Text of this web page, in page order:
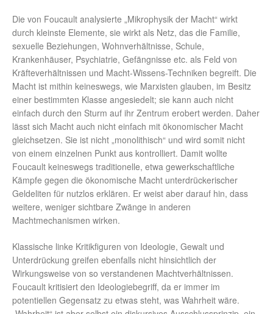
Die von Foucault analysierte „Mikrophysik der Macht“ wirkt
durch kleinste Elemente, sie wirkt als Netz, das die Familie,
sexuelle Beziehungen, Wohnverhältnisse, Schule,
Krankenhäuser, Psychiatrie, Gefängnisse etc. als Feld von
Kräfteverhältnissen und Macht-Wissens-Techniken begreift. Die
Macht ist mithin keineswegs, wie Marxisten glauben, im Besitz
einer bestimmten Klasse angesiedelt; sie kann auch nicht
einfach durch den Sturm auf ihr Zentrum erobert werden. Daher
lässt sich Macht auch nicht einfach mit ökonomischer Macht
gleichsetzen. Sie ist nicht „monolithisch“ und wird somit nicht
von einem einzelnen Punkt aus kontrolliert. Damit wollte
Foucault keineswegs traditionelle, etwa gewerkschaftliche
Kämpfe gegen die ökonomische Macht unterdrückerischer
Geldeliten für nutzlos erklären. Er weist aber darauf hin, dass
weitere, weniger sichtbare Zwänge in anderen
Machtmechanismen wirken.
Klassische linke Kritikfiguren von Ideologie, Gewalt und
Unterdrückung greifen ebenfalls nicht hinsichtlich der
Wirkungsweise von so verstandenen Machtverhältnissen.
Foucault kritisiert den Ideologiebegriff, da er immer im
potentiellen Gegensatz zu etwas steht, was Wahrheit wäre.